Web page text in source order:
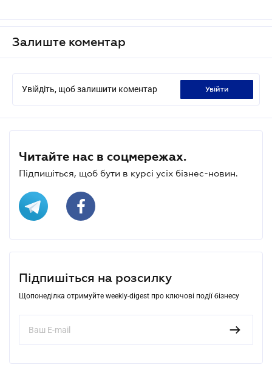
Залиште коментар
Увійдіть, щоб залишити коментар увійти
Читайте нас в соцмережах.
Підпишіться, щоб бути в курсі усіх бізнес-новин.
Підпишіться на розсилку
Щопонеділка отримуйте weekly-digest про ключові події бізнесу